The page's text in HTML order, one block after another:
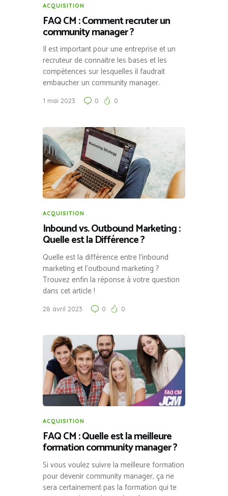
ACQUISITION
FAQ CM : Comment recruter un
community manager ?
Il est important pour une entreprise et un
recruteur de connaitre les bases et les
compétences sur lesquelles il faudrait
embaucher un community manager.
1 mai 2023 0 0
ACQUISITION
Inbound vs. Outbound Marketing :
Quelle est la Différence ?
Quelle est la différence entre l’inbound
marketing et l’outbound marketing ?
Trouvez enfin la réponse à votre question
dans cet article !
28 avril 2023 0 0
ACQUISITION
FAQ CM : Quelle est la meilleure
formation community manager ?
Si vous voulez suivre la meilleure formation
pour devenir community manager, ça ne
sera certainement pas la formation qui te